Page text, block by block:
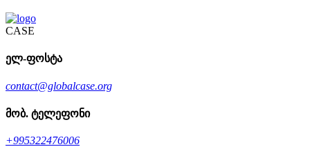
CASE
ელ-ფოსტა
contact@globalcase.org
მობ. ტელეფონი
+995322476006